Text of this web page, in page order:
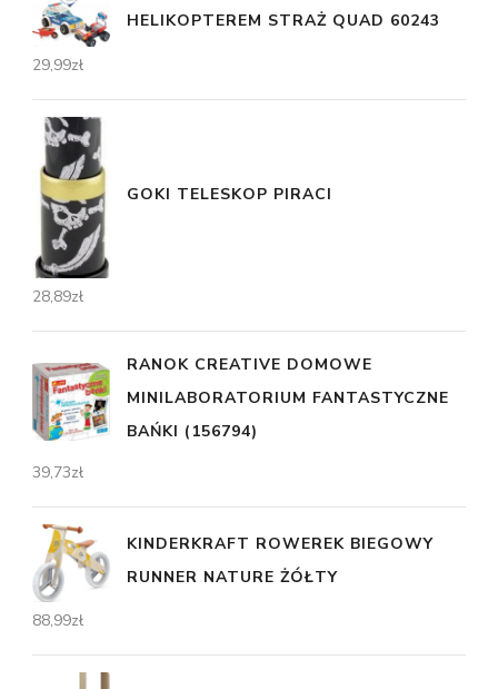
HELIKOPTEREM STRAŻ QUAD 60243
29,99zł
GOKI TELESKOP PIRACI
28,89zł
RANOK CREATIVE DOMOWE
MINILABORATORIUM FANTASTYCZNE
BAŃKI (156794)
39,73zł
KINDERKRAFT ROWEREK BIEGOWY
RUNNER NATURE ŻÓŁTY
88,99zł